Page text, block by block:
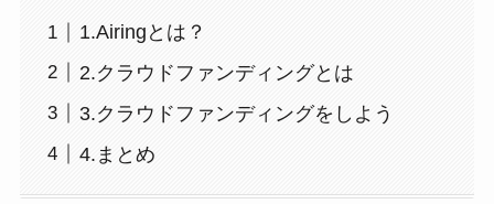
1.Airingとは？
2.クラウドファンディングとは
3.クラウドファンディングをしよう
4.まとめ